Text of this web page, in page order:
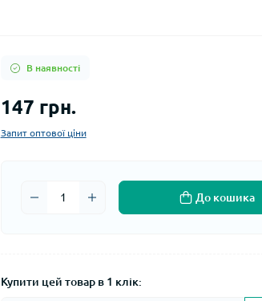
В наявності
147 грн.
Запит оптової ціни
До кошика
Купити цей товар в 1 клік: